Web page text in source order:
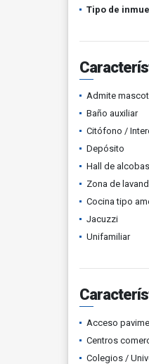
Tipo de
Admite
Baño auxiliar
Citófono /
Depósito
Hall de alcobas
Zona de
Cocina tipo
Jacuzzi
Unifamiliar
Acceso
Centros
Colegios /